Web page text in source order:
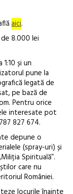
aici.
8.000 lei
și un
pune la
legată de
pe bază de
Pentru orice
interesate pot
827 674.
depune o
(spray-uri) și
Spirituală”.
care nu
României.